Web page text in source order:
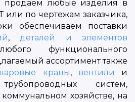
любые изделия в
или по чертежам заказчика,
обеспечиваем поставки
,деталей и элементов
функционального
ассортимент также
краны, вентили и
систем,
хозяйстве, на